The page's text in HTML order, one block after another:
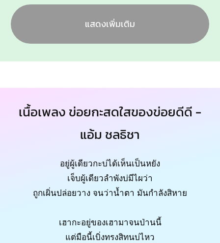
แสดงเพิ่มเติม
เนื้อเพลง ข่อยกะสดใสของข่อยดีดี -
แอ้ม ชลธิชา
อยู่ผู้เดียวกะบ่ได้เห็นเป็นหยัง
เจ็บผู้เดียวลำพังบ่มีไผว่า
ถูกเผิ่นปล่อยวาง จนว่าน้ำตา มันกำลังสิหาย
เฮากะอยู่ของเฮามาจนป่านนี้
แต่มือนี้เบิ่งทรงสิทนบ่ไหว